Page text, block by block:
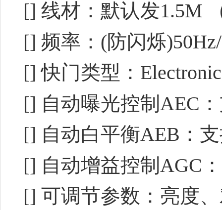
[] 线材：默认发1.5M
[] 频率：(防闪烁
[] 快门类型：
[] 自动曝光控制AEC
[] 自动白平衡AEB：
[] 自动增益控制AGC
[] 可调节参数：亮度